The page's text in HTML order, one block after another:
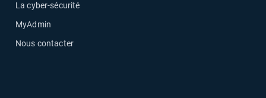
La cyber-sécurité
MyAdmin
Nous contacter